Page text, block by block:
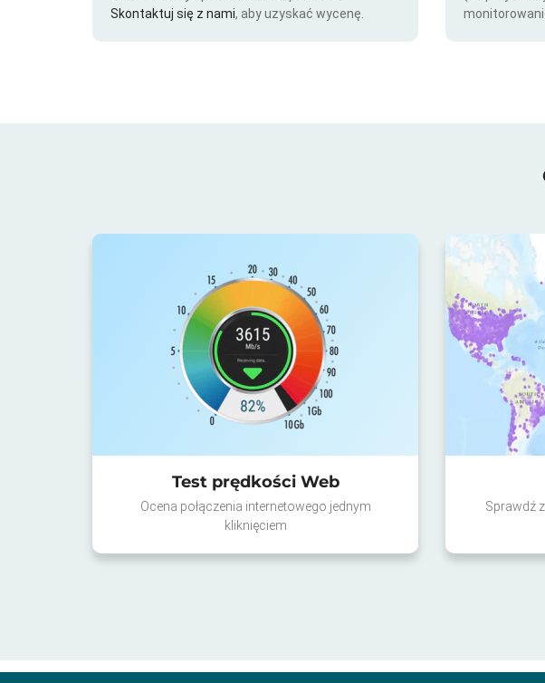
Skontaktuj się z nami, aby uzyskać wycenę.
Test prędkości Web
Ocena połączenia internetowego jednym
kliknięciem
Sprawdź